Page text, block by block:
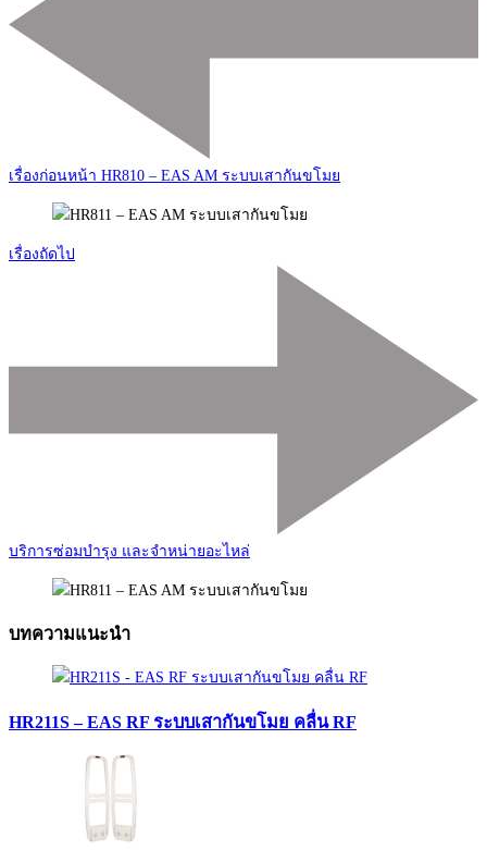
โพส
เรื่องก่อนหน้า HR810 – EAS AM ระบบเสากันขโมย
เรื่องถัดไป
บริการซ่อมบำรุง และจำหน่ายอะไหล่
บทความแนะนำ
HR211S – EAS RF ระบบเสากันขโมย คลื่น RF